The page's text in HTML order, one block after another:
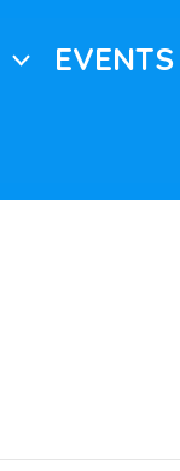
EVENTS